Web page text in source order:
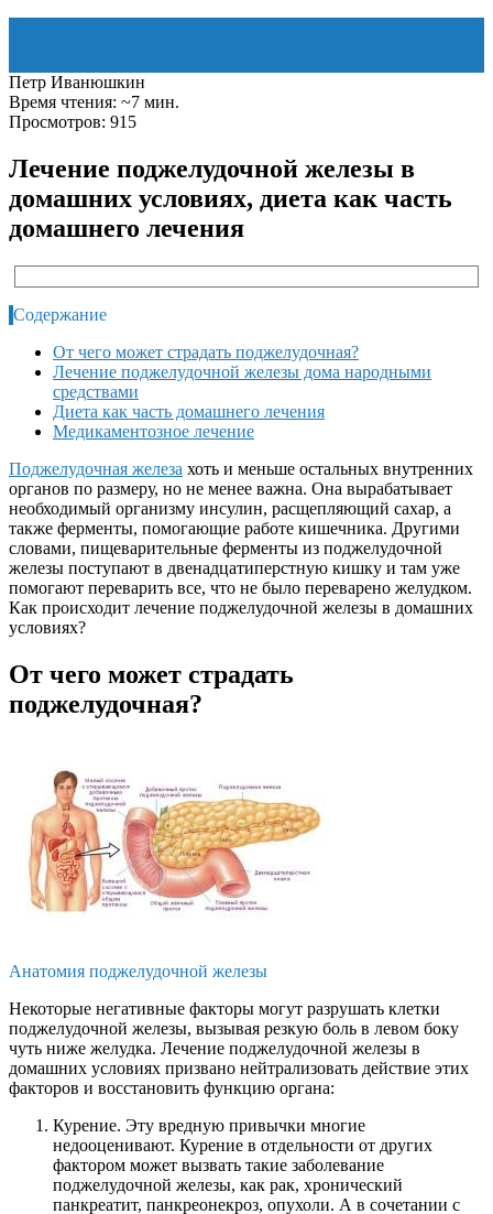
Петр Иванюшкин
Время чтения: ~7 мин.
Просмотров: 915
Лечение поджелудочной железы в
домашних условиях, диета как часть
домашнего лечения
Содержание
От чего может страдать поджелудочная?
Лечение поджелудочной железы дома народными
средствами
Диета как часть домашнего лечения
Медикаментозное лечение
Поджелудочная железа хоть и меньше остальных внутренних
органов по размеру, но не менее важна. Она вырабатывает
необходимый организму инсулин, расщепляющий сахар, а
также ферменты, помогающие работе кишечника. Другими
словами, пищеварительные ферменты из поджелудочной
железы поступают в двенадцатиперстную кишку и там уже
помогают переварить все, что не было переварено желудком.
Как происходит лечение поджелудочной железы в домашних
условиях?
От чего может страдать
поджелудочная?
Анатомия поджелудочной железы
Некоторые негативные факторы могут разрушать клетки
поджелудочной железы, вызывая резкую боль в левом боку
чуть ниже желудка. Лечение поджелудочной железы в
домашних условиях призвано нейтрализовать действие этих
факторов и восстановить функцию органа:
Курение. Эту вредную привычки многие
недооценивают. Курение в отдельности от других
фактором может вызвать такие заболевание
поджелудочной железы, как рак, хронический
панкреатит, панкреонекроз, опухоли. А в сочетании с